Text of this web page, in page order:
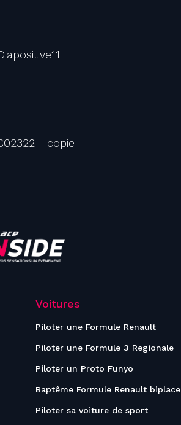
Voitures
Piloter une Formule Renault
Piloter une Formule 3 Regionale
Piloter un Proto Funyo
Baptême Formule Renault biplace
Piloter sa voiture de sport